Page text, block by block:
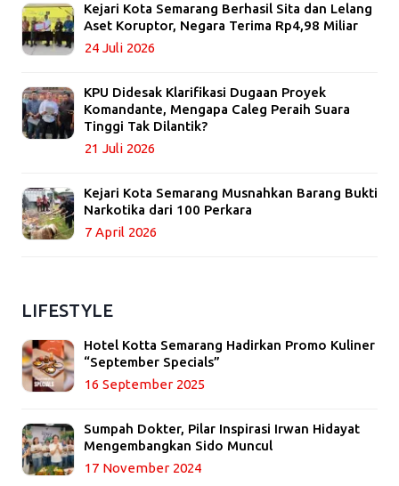
Kejari Kota Semarang Berhasil Sita dan Lelang
Aset Koruptor, Negara Terima Rp4,98 Miliar
24 Juli 2026
KPU Didesak Klarifikasi Dugaan Proyek
Komandante, Mengapa Caleg Peraih Suara
Tinggi Tak Dilantik?
21 Juli 2026
Kejari Kota Semarang Musnahkan Barang Bukti
Narkotika dari 100 Perkara
7 April 2026
LIFESTYLE
Hotel Kotta Semarang Hadirkan Promo Kuliner
“September Specials”
16 September 2025
Sumpah Dokter, Pilar Inspirasi Irwan Hidayat
Mengembangkan Sido Muncul
17 November 2024